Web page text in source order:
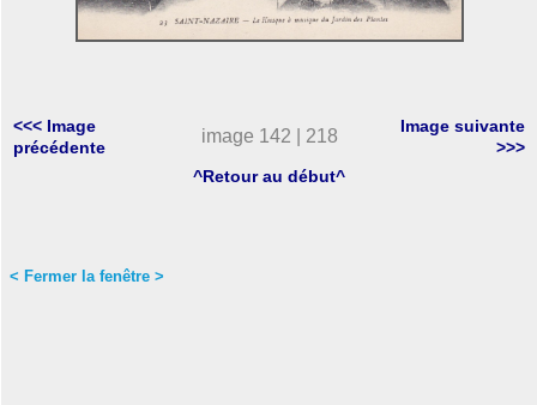
<<< Image
précédente
image 142 | 218
Image suivante
>>>
^Retour au début^
< Fermer la fenêtre >